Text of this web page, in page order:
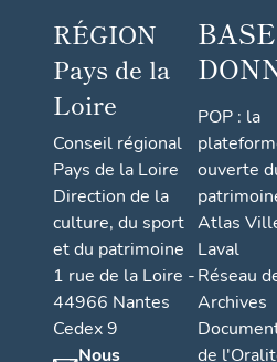
RÉGION
Pays de la
Loire
Conseil régional
Pays de la Loire
Direction de la
culture, du sport
et du patrimoine
1 rue de la Loire -
44966 Nantes
Cedex 9
Nous
POP : la
ouverte
Atlas
Laval
Réseau
Archives
de